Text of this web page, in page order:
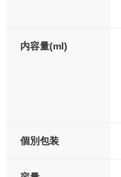
内容量(ml)
個別包装